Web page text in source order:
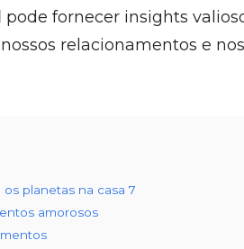
pode fornecer insights
relacionamentos e
planetas na casa 7
amorosos